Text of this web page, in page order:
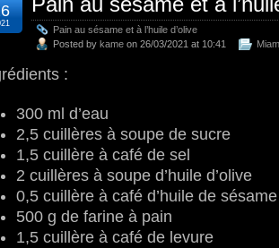
Pain au sésame et à l’huile d’olive
Posted by kame on 26/03/2021 at 10:41 Miam
:
300 ml d’eau
2,5 cuillères à soupe de sucre
1,5 cuillère à café de sel
2 cuillères à soupe d’huile d’olive
0,5 cuillère à café d’huile de sésame
500 g de farine à pain
1,5 cuillère à café de levure